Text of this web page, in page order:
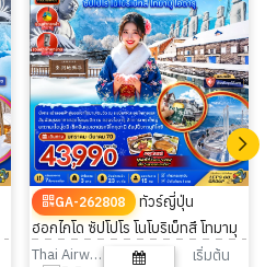
GA-262808
ทัวร์ญี่ปุ่น
ฮอกไกโด ซัปโปโร โนโบริเบ็ทสึ โทมามุ
โอตารุ 5วัน 3คืน
Thai Airways
เริ่มต้น